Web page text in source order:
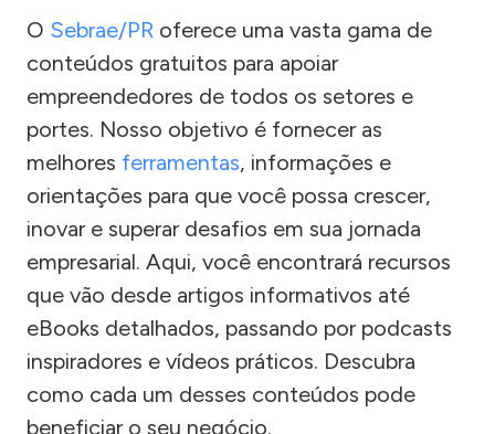
O Sebrae/PR oferece uma vasta gama de
conteúdos gratuitos para apoiar
empreendedores de todos os setores e
portes. Nosso objetivo é fornecer as
melhores ferramentas, informações e
orientações para que você possa crescer,
inovar e superar desafios em sua jornada
empresarial. Aqui, você encontrará recursos
que vão desde artigos informativos até
eBooks detalhados, passando por podcasts
inspiradores e vídeos práticos. Descubra
como cada um desses conteúdos pode
beneficiar o seu negócio.